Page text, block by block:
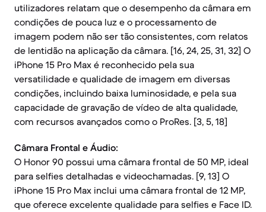
utilizadores relatam que o desempenho da câmara em
condições de pouca luz e o processamento de
imagem podem não ser tão consistentes, com relatos
de lentidão na aplicação da câmara. [16, 24, 25, 31, 32] O
iPhone 15 Pro Max é reconhecido pela sua
versatilidade e qualidade de imagem em diversas
condições, incluindo baixa luminosidade, e pela sua
capacidade de gravação de vídeo de alta qualidade,
com recursos avançados como o ProRes. [3, 5, 18]
Câmara Frontal e Áudio:
O Honor 90 possui uma câmara frontal de 50 MP, ideal
para selfies detalhadas e videochamadas. [9, 13] O
iPhone 15 Pro Max inclui uma câmara frontal de 12 MP,
que oferece excelente qualidade para selfies e Face ID.